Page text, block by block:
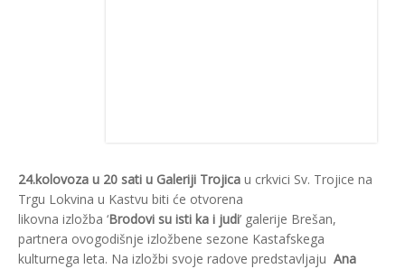
24.kolovoza u 20 sati u Galeriji Trojica u crkvici Sv. Trojice na
Trgu Lokvina u Kastvu biti će otvorena
likovna izložba ‘Brodovi su isti ka i judi’ galerije Brešan,
partnera ovogodišnje izložbene sezone Kastafskega
kulturnega leta. Na izložbi svoje radove predstavljaju Ana